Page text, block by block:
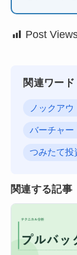
Post
関連ワード
ノックアウ
バーチャー
つみたて投
関連する記事